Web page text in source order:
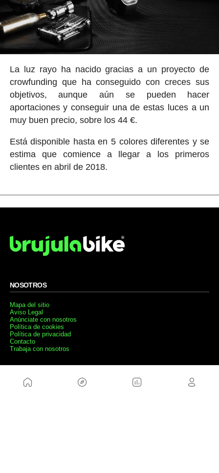
La luz rayo ha nacido gracias a un proyecto de
crowfunding que ha conseguido con creces sus
objetivos, aunque aún se pueden hacer
aportaciones y conseguir una de estas luces a un
muy buen precio, sobre los 44 €.
Está disponible hasta en 5 colores diferentes y se
estima que comience a llegar a los primeros
clientes en abril de 2018.
NOSOTROS
Mapa del sitio
Aviso Legal
Anúnciate con nosotros
Política de cookies
Política de privacidad
Contacto
Trabaja con nosotros